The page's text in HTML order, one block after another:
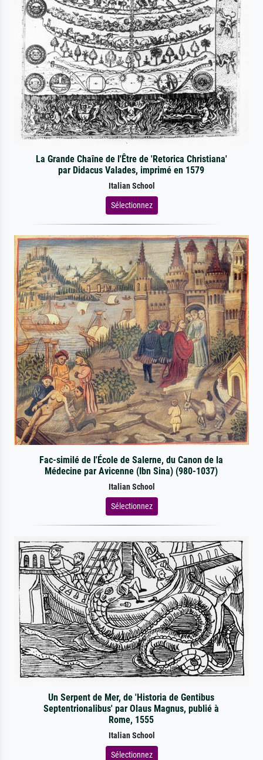
La Grande Chaîne de l'Être de 'Retorica Christiana'
par Didacus Valades, imprimé en 1579
Italian School
Sélectionnez
Fac-similé de l'École de Salerne, du Canon de la
Médecine par Avicenne (Ibn Sina) (980-1037)
Italian School
Sélectionnez
Un Serpent de Mer, de 'Historia de Gentibus
Septentrionalibus' par Olaus Magnus, publié à
Rome, 1555
Italian School
Sélectionnez